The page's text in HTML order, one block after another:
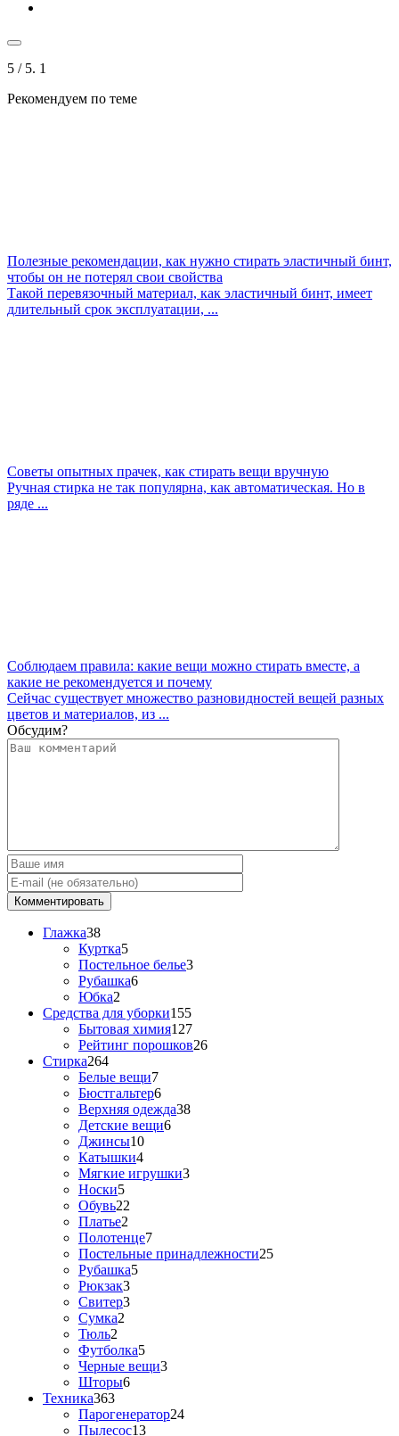
5 / 5. 1
Рекомендуем по теме
Полезные рекомендации, как нужно стирать эластичный бинт,
чтобы он не потерял свои свойства
Такой перевязочный материал, как эластичный бинт, имеет
длительный срок эксплуатации, ...
Советы опытных прачек, как стирать вещи вручную
Ручная стирка не так популярна, как автоматическая. Но в
ряде ...
Соблюдаем правила: какие вещи можно стирать вместе, а
какие не рекомендуется и почему
Сейчас существует множество разновидностей вещей разных
цветов и материалов, из ...
Обсудим?
Глажка38
Куртка5
Постельное белье3
Рубашка6
Юбка2
Средства для уборки155
Бытовая химия127
Рейтинг порошков26
Стирка264
Белые вещи7
Бюстгальтер6
Верхняя одежда38
Детские вещи6
Джинсы10
Катышки4
Мягкие игрушки3
Носки5
Обувь22
Платье2
Полотенце7
Постельные принадлежности25
Рубашка5
Рюкзак3
Свитер3
Сумка2
Тюль2
Футболка5
Черные вещи3
Шторы6
Техника363
Парогенератор24
Пылесос13